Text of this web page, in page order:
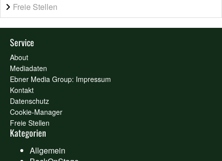
Freie Stellen
Service
About
Mediadaten
Ebner Media Group: Impressum
Kontakt
Datenschutz
Cookie-Manager
Freie Stellen
Kategorien
Allgemein